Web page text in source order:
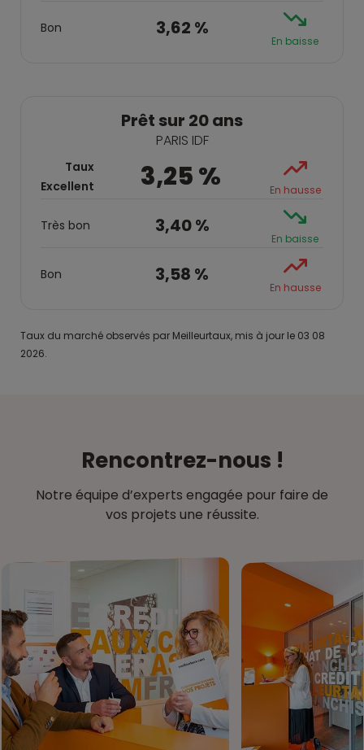
Bon 3,62 %
En baisse
Prêt sur 20 ans
PARIS IDF
Taux
Excellent
3,25 % En hausse
Très bon 3,40 %
En baisse
Bon 3,58 %
En hausse
Taux du marché observés par Meilleurtaux, mis à jour le 03 08
2026.
Rencontrez-nous !
Notre équipe d’experts engagée pour faire de
vos projets une réussite.